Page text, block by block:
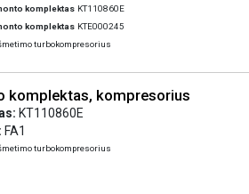
komplektas KT110860E
komplektas KTE000245
turbokompresorius
komplektas, kompresorius
KT110860E
FA1
turbokompresorius